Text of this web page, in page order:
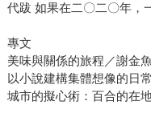
代跋 如果在二〇二〇年，
專文
美味與關係的旅程／謝金魚
以小說建構集體想像的日
城市的擬心術：百合的在